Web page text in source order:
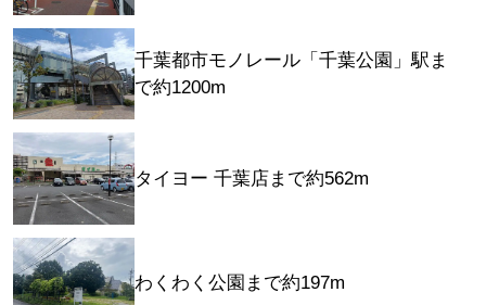
千葉都市モノレール「千葉公園」駅ま
で約1200m
タイヨー 千葉店まで約562m
わくわく公園まで約197m